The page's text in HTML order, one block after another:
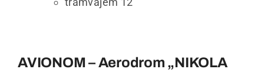
AVIONOM – Aerodrom „NIKOLA